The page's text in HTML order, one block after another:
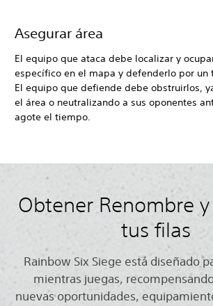
Asegurar área
El equipo que ataca debe localizar y
específico en el mapa y defenderlo por
El equipo que defiende debe obstruirlos,
el área o neutralizando a sus oponentes
agote el tiempo.
Obtener Renombre
tus filas
Rainbow Six Siege está diseñado
mientras juegas,
nuevas oportunidades,